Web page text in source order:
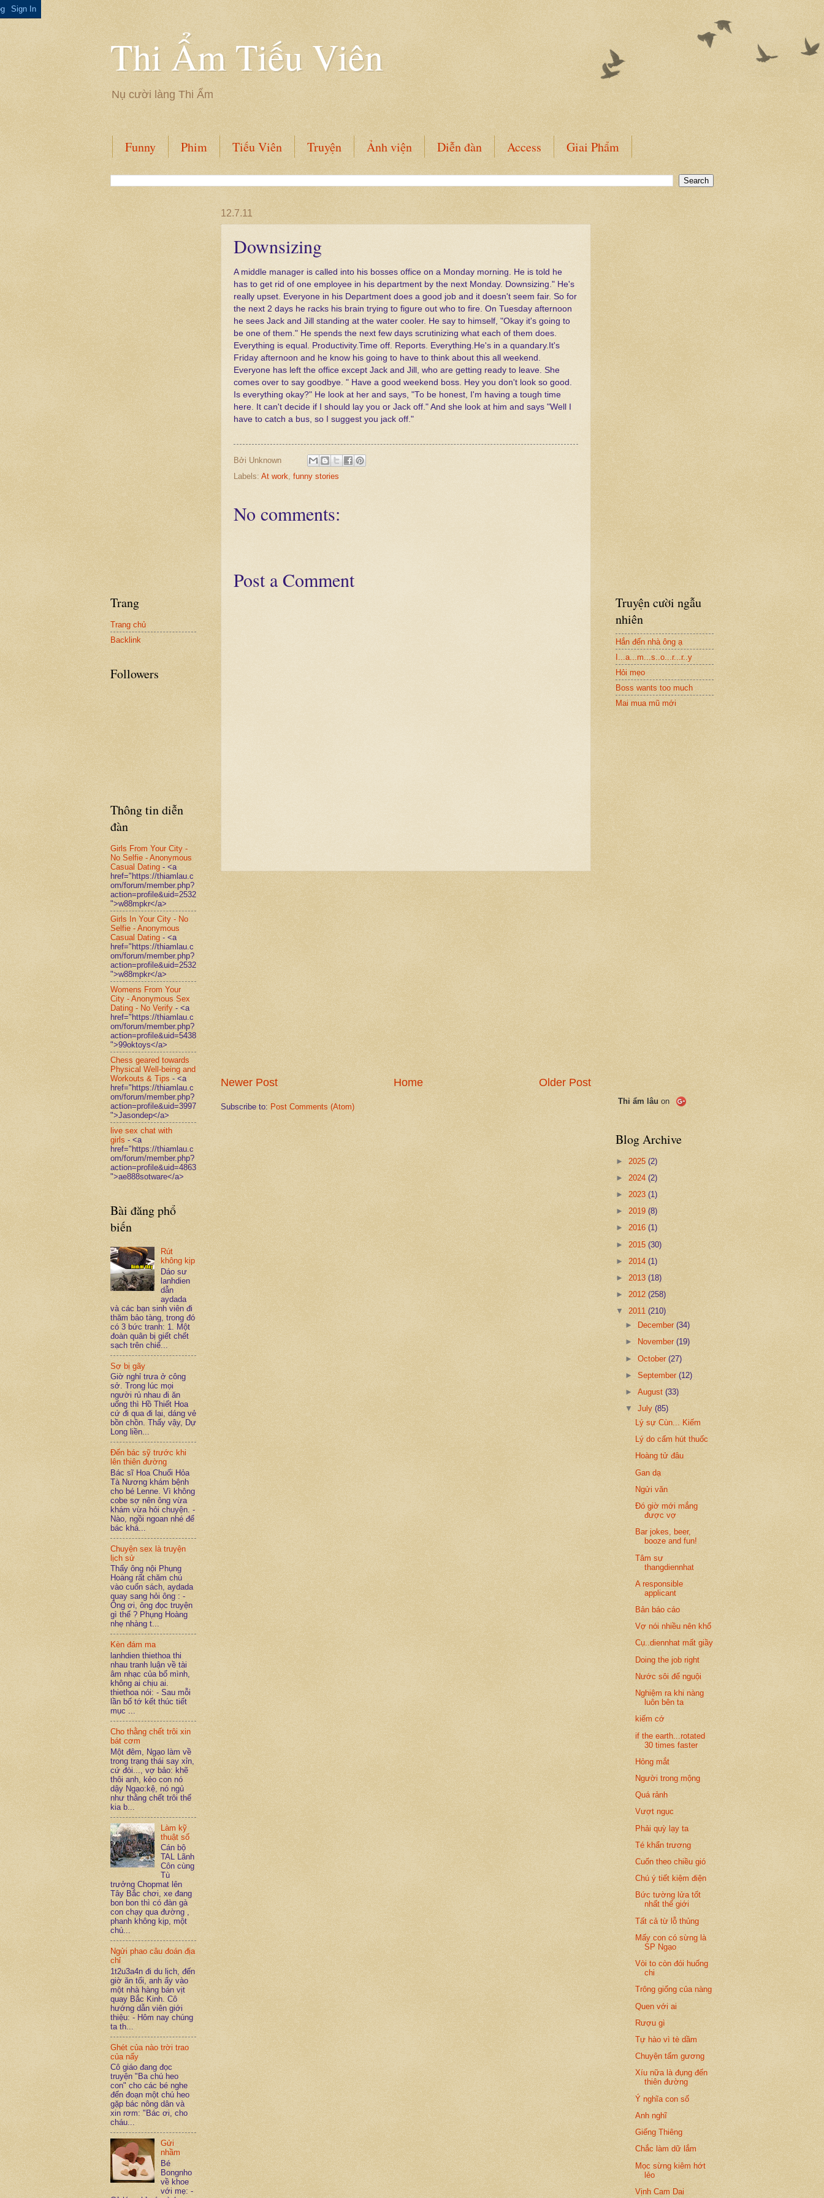
Thi Ẩm Tiếu Viên
Nụ cười làng Thi Ẩm
Funny Phim Tiếu Viên Truyện Ảnh viện Diễn đàn Access Giai Phẩm
12.7.11
Downsizing
A middle manager is called into his bosses office on a Monday morning. He is told he
has to get rid of one employee in his department by the next Monday. Downsizing." He's
really upset. Everyone in his Department does a good job and it doesn't seem fair. So for
the next 2 days he racks his brain trying to figure out who to fire. On Tuesday afternoon
he sees Jack and Jill standing at the water cooler. He say to himself, "Okay it's going to
be one of them." He spends the next few days scrutinizing what each of them does.
Everything is equal. Productivity.Time off. Reports. Everything.He's in a quandary.It's
Friday afternoon and he know his going to have to think about this all weekend.
Everyone has left the office except Jack and Jill, who are getting ready to leave. She
comes over to say goodbye. " Have a good weekend boss. Hey you don't look so good.
Is everything okay?" He look at her and says, "To be honest, I'm having a tough time
here. It can't decide if I should lay you or Jack off." And she look at him and says "Well I
have to catch a bus, so I suggest you jack off."
Bởi Unknown
Labels: At work, funny stories
No comments:
Post a Comment
Newer Post Older Post
Home
Subscribe to: Post Comments (Atom)
Trang
Trang chủ
Backlink
Followers
Thông tin diễn
đàn
Girls From Your City -
No Selfie - Anonymous
Casual Dating - <a
href="https://thiamlau.c
om/forum/member.php?
action=profile&uid=2532
">w88mpkr</a>
Girls In Your City - No
Selfie - Anonymous
Casual Dating - <a
href="https://thiamlau.c
om/forum/member.php?
action=profile&uid=2532
">w88mpkr</a>
Womens From Your
City - Anonymous Sex
Dating - No Verify - <a
href="https://thiamlau.c
om/forum/member.php?
action=profile&uid=5438
">99oktoys</a>
Chess geared towards
Physical Well-being and
Workouts & Tips - <a
href="https://thiamlau.c
om/forum/member.php?
action=profile&uid=3997
">Jasondep</a>
live sex chat with
girls - <a
href="https://thiamlau.c
om/forum/member.php?
action=profile&uid=4863
">ae888sotware</a>
Bài đăng phổ
biến
Rút
không kịp
Dáo sư
lanhdien
dẫn
aydada
và các bạn sinh viên đi
thăm bảo tàng, trong đó
có 3 bức tranh: 1. Một
đoàn quân bị giết chết
sạch trên chiế...
Sợ bị gãy
Giờ nghỉ trưa ở công
sở. Trong lúc mọi
người rủ nhau đi ăn
uống thì Hồ Thiết Hoa
cứ đi qua đi lại, dáng vẻ
bồn chồn. Thấy vậy, Dự
Long liền...
Đến bác sỹ trước khi
lên thiên đường
Bác sĩ Hoa Chuối Hỏa
Tà Nương khám bệnh
cho bé Lenne. Vì không
cobe sợ nên ông vừa
khám vừa hỏi chuyện. -
Nào, ngồi ngoan nhé để
bác khá...
Chuyện sex là truyện
lịch sử
Thấy ông nội Phụng
Hoàng rất chăm chú
vào cuốn sách, aydada
quay sang hỏi ông : -
Ông ơi, ông đọc truyện
gì thế ? Phụng Hoàng
nhẹ nhàng t...
Kèn đám ma
lanhdien thiethoa thi
nhau tranh luận về tài
âm nhạc của bố mình,
không ai chịu ai.
thiethoa nói: - Sau mỗi
lần bố tớ kết thúc tiết
mục ...
Cho thằng chết trôi xin
bát cơm
Một đêm, Ngạo làm về
trong trạng thái say xỉn,
cứ đòi..., vợ bảo: khẽ
thôi anh, kẻo con nó
dậy Ngạo:kệ, nó ngủ
như thằng chết trôi thế
kia b...
Làm kỹ
thuật số
Cán bộ
TAL Lãnh
Côn cùng
Tù
trưởng Chopmat lên
Tây Bắc chơi, xe đang
bon bon thì có đàn gà
con chạy qua đường ,
phanh không kịp, một
chú...
Ngửi phao câu đoán địa
chỉ
1t2u3a4n đi du lịch, đến
giờ ăn tối, anh ấy vào
một nhà hàng bán vịt
quay Bắc Kinh. Cô
hướng dẫn viên giới
thiệu: - Hôm nay chúng
ta th...
Ghét của nào trời trao
của nấy
Cô giáo đang đọc
truyện "Ba chú heo
con" cho các bé nghe
đến đoạn một chú heo
gặp bác nông dân và
xin rơm: "Bác ơi, cho
cháu...
Gửi
nhầm
Bé
Bongnho
về khoe
với mẹ: -
Truyện cười ngẫu
nhiên
Hắn đến nhà ông ạ
I...a...m...s..o...r...r..y
Hỏi mẹo
Boss wants too much
Mai mua mũ mới
Thi ẩm lâu on
Blog Archive
► 2025 (2)
► 2024 (2)
► 2023 (1)
► 2019 (8)
► 2016 (1)
► 2015 (30)
► 2014 (1)
► 2013 (18)
► 2012 (258)
▼ 2011 (210)
►
December(34)
►
November(19)
►October(27)
►September(12)
►August(33)
▼July(85)
Lý sự Cùn... Kiếm
Lý do cấm hút thuốc
Hoàng tử đâu
Gan dạ
Ngửi văn
Đó giờ mới mắng
được vợ
Bar jokes, beer,
booze and fun!
Tâm sự
thangdiennhat
A responsible
applicant
Bản báo cáo
Vợ nói nhiều nên khổ
Cụ..diennhat mất giầy
Doing the job right
Nước sôi để nguội
Nghiệm ra khi nàng
luôn bên ta
kiếm cớ
if the earth...rotated
30 times faster
Hỏng mắt
Người trong mộng
Quá rảnh
Vượt ngục
Phải quỳ lạy ta
Té khẩn trương
Cuốn theo chiều gió
Chú ý tiết kiệm điện
Bức tường lửa tốt
nhất thế giới
Tất cả từ lỗ thủng
Mấy con có sừng là
SP Ngạo
Vòi to còn đói huống
chi
Trông giống của nàng
Quen với ai
Rượu gì
Tự hào vì tè dầm
Chuyện tấm gương
Xíu nữa là đụng đến
thiên đường
Ý nghĩa con số
Anh nghĩ
Giếng Thiêng
Chắc làm dữ lắm
Mọc sừng kiêm hớt
lẻo
Vịnh Cam Dai